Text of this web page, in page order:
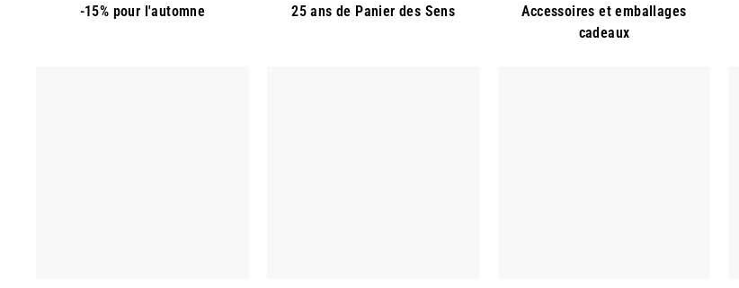
-15% pour l'automne 25 ans de Panier des Sens
Accessoires et emballages
cadeaux